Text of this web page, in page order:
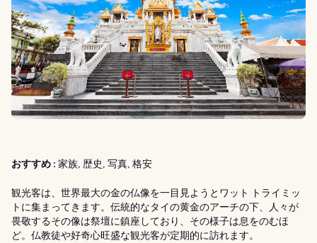
おすすめ : 家族, 歴史, 写真, 格安
観光客は、世界最大の金の仏像を一目見ようとワット トライミッ
トに集まってきます。伝統的なタイの黄金のアーチの下、人々が
畏敬するその像は祭壇に鎮座しており、その様子は息をのむほ
ど。仏教徒や好奇心旺盛な観光客が定期的に訪れます。